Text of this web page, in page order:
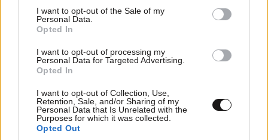
consent section.
I want to opt-out of the Sale of my
Personal Data.
Opted In
I want to opt-out of processing my
Personal Data for Targeted Advertising.
Opted In
I want to opt-out of Collection, Use,
Retention, Sale, and/or Sharing of my
Personal Data that Is Unrelated with the
Purposes for which it was collected.
Opted Out